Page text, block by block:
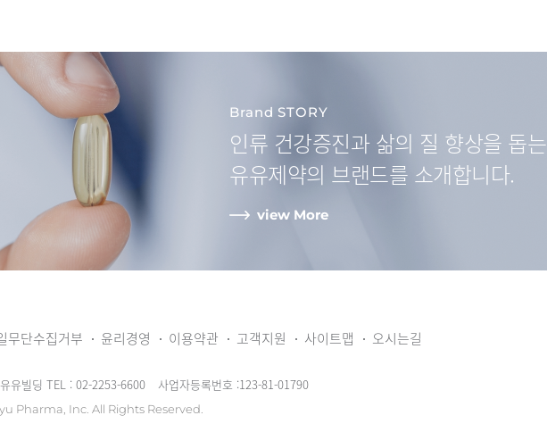
Brand STORY
인류 건강증진과삶의 질 향상을 돕는
유유제약의 브랜드를 소개합니다.
view More
무단수집거부 윤리경영 이용약관 고객지원 사이트맵 오시는길
유빌딩 TEL : 02-2253-6600 사업자등록번호 :123-81-01790
Pharma, Inc. All Rights Reserved.